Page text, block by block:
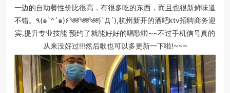
一边的自助餐性价比很高，有很多吃的东西，而且也很新鲜味道
不错。٩(๑`^´๑)۶༄༅༄༅༄༅)`Д´),杭州新开的酒吧ktv招聘商务迎
宾,提升专业技能 预约了就能好好的唱歌啦~~不过手机信号真的
从来没好过!!!然后歌也可以多更新一下啦!~~~